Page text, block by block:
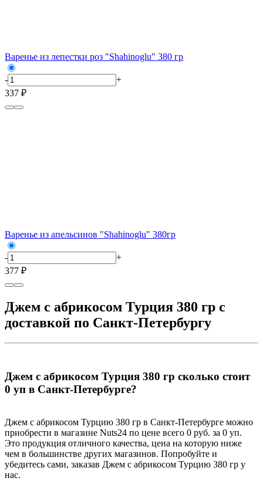
Варенье из лепестки роз "Shahinoglu" 380 гр
-
+
337 ₽
Варенье из апельсинов "Shahinoglu" 380гр
-
+
377 ₽
Джем с абрикосом Турция 380 гр с
доставкой по Санкт-Петербургу
Джем с абрикосом Турция 380 гр сколько стоит
0 уп в Санкт-Петербурге?
Джем с абрикосом Турцию 380 гр в Санкт-Петербурге можно
приобрести в магазине Nuts24 по цене всего 0 руб. за 0 уп.
Это продукция отличного качества, цена на которую ниже
чем в большинстве других магазинов. Попробуйте и
убедитесь сами, заказав Джем с абрикосом Турцию 380 гр у
нас.